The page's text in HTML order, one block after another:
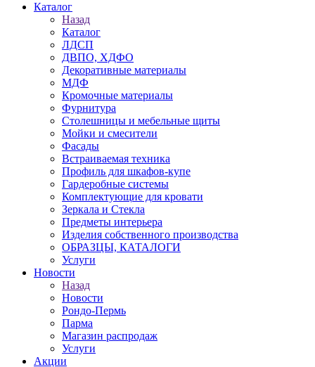
Каталог
Назад
Каталог
ЛДСП
ДВПО, ХДФО
Декоративные материалы
МДФ
Кромочные материалы
Фурнитура
Столешницы и мебельные щиты
Мойки и смесители
Фасады
Встраиваемая техника
Профиль для шкафов-купе
Гардеробные системы
Комплектующие для кровати
Зеркала и Стекла
Предметы интерьера
Изделия собственного производства
ОБРАЗЦЫ, КАТАЛОГИ
Услуги
Новости
Назад
Новости
Рондо-Пермь
Парма
Магазин распродаж
Услуги
Акции